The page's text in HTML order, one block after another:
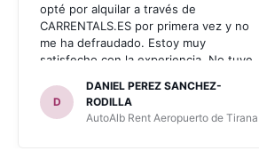
opté por alquilar a través de
CARRENTALS.ES por primera vez y no
me ha defraudado. Estoy muy
satisfecho con la experiencia. No tuve
invitaron a adquirir un seguro (como
había leído en varios blog). En mis
anteriores viajes nunca había alquilado
D
DANIEL PEREZ SANCHEZ-
RODILLA
AutoAlb Rent Aeropuerto de Tirana